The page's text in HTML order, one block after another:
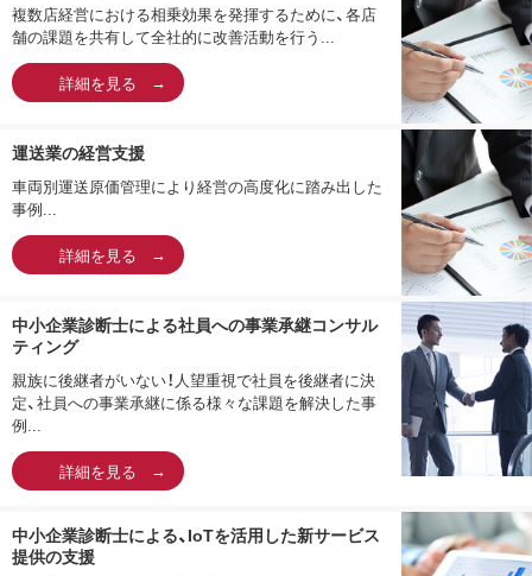
複数店経営における相乗効果を発揮するために、各店
舗の課題を共有して全社的に改善活動を行う...
詳細を見る
運送業の経営支援
車両別運送原価管理により経営の高度化に踏み出した
事例...
詳細を見る
中小企業診断士による社員への事業承継コンサル
ティング
親族に後継者がいない！人望重視で社員を後継者に決
定、社員への事業承継に係る様々な課題を解決した事
例...
詳細を見る
中小企業診断士による、IoTを活用した新サービス
提供の支援